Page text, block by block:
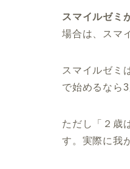
スマイルゼミ
場合は、スマ
スマイルゼミ
で始めるなら
ただし「２歳
す。実際に我